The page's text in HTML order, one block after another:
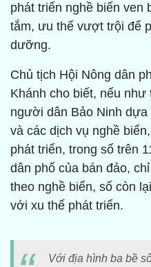
phát triển nghề biển ven
tắm, ưu thế vượt trội để
dưỡng.
Chủ tịch Hội Nông dân
Khánh cho biết, nếu
người dân Bảo Ninh
và các dịch vụ nghề
phát triển, trong số trên
dân phố của bán đảo,
theo nghề biển, số còn
với xu thế phát triển.
Với địa hình ba bề